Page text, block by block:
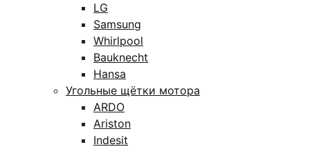
LG
Samsung
Whirlpool
Bauknecht
Hansa
Угольные щётки мотора
ARDO
Ariston
Indesit